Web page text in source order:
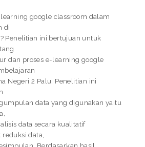
google classroom dalam
di
Penelitian ini bertujuan untuk
dan proses e-learning google
Negeri 2 Palu. Penelitian ini
data yang digunakan yaitu
data secara kualitatif
data,